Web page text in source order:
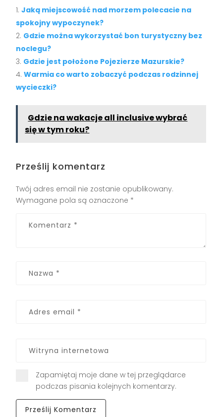
Jaką miejscowość nad morzem polecacie na
spokojny wypoczynek?
Gdzie można wykorzystać bon turystyczny bez
noclegu?
Gdzie jest położone Pojezierze Mazurskie?
Warmia co warto zobaczyć podczas rodzinnej
wycieczki?
Gdzie na wakacje all inclusive wybrać
się w tym roku?
Prześlij komentarz
Twój adres email nie zostanie opublikowany.
Wymagane pola są oznaczone *
Zapamiętaj moje dane w tej przeglądarce
podczas pisania kolejnych komentarzy.